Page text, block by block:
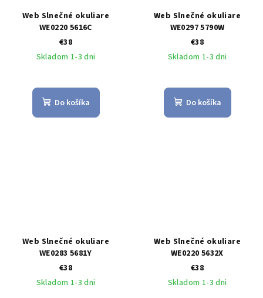
Web Slnečné okuliare
WE0220 5616C
€38
Skladom 1-3 dni
Do košíka
Web Slnečné okuliare
WE0297 5790W
€38
Skladom 1-3 dni
Do košíka
Web Slnečné okuliare
WE0283 5681Y
€38
Skladom 1-3 dni
Web Slnečné okuliare
WE0220 5632X
€38
Skladom 1-3 dni